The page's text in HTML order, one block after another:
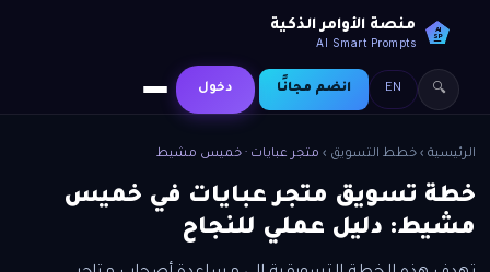
AI
SP
منصة الأوامر الذكية
AI Smart Prompts
🔍
EN انضم مجانًا دخول
الرئيسية › خطط التسويق › متجر عبايات · خميس مشيط
خطة تسويق متجر عبايات في خميس
مشيط: دليل عملي للنجاح